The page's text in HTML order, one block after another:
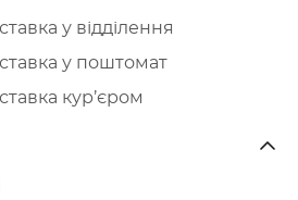
у відділення
у поштомат
кур’єром